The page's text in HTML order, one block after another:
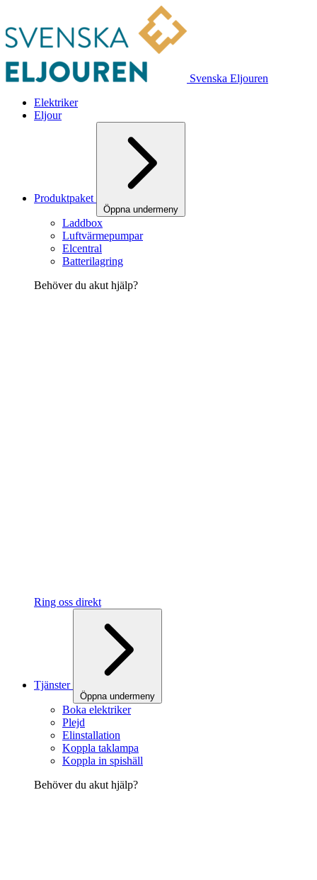
Svenska Eljouren
Elektriker
Eljour
Produktpaket
Öppna undermeny
Laddbox
Luftvärmepumpar
Elcentral
Batterilagring
Behöver du akut hjälp?
Ring oss direkt
Tjänster
Öppna undermeny
Boka elektriker
Plejd
Elinstallation
Koppla taklampa
Koppla in spishäll
Behöver du akut hjälp?